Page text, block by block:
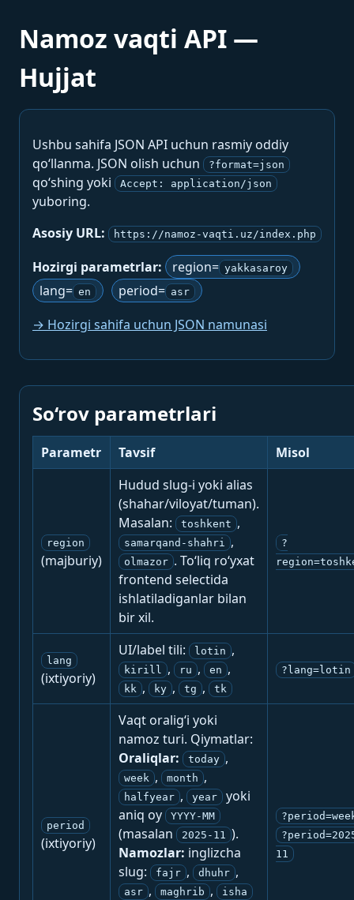
Namoz vaqti API —
Hujjat
Ushbu sahifa JSON API uchun rasmiy oddiy
qo‘llanma. JSON olish uchun
?format=json
qo‘shing yoki Accept: application/json
yuboring.
Asosiy URL:
https://namoz-vaqti.uz/index.php
Hozirgi parametrlar: region= yakkasaroy
lang= en period= asr
→ Hozirgi sahifa uchun JSON namunasi
So‘rov parametrlari
Parametr Tavsif Misol
region
(majburiy)
Hudud slug-i yoki alias
(shahar/viloyat/tuman).
Masalan:
toshkent ,
samarqand-shahri ,
olmazor . To‘liq ro‘yxat
frontend selectida
ishlatiladiganlar bilan
bir xil.
?
lang
(ixtiyoriy)
UI/label tili: lotin ,
kirill , ru , en ,
kk , ky , tg , tk
?lang=lotin
period
(ixtiyoriy)
Vaqt oralig‘i yoki
namoz turi. Qiymatlar:
Oraliqlar:
today ,
week , month ,
halfyear , year
yoki
aniq oy
YYYY-MM
(masalan 2025-11 ).
Namozlar: inglizcha
slug:
fajr , dhuhr ,
asr , maghrib , isha
11